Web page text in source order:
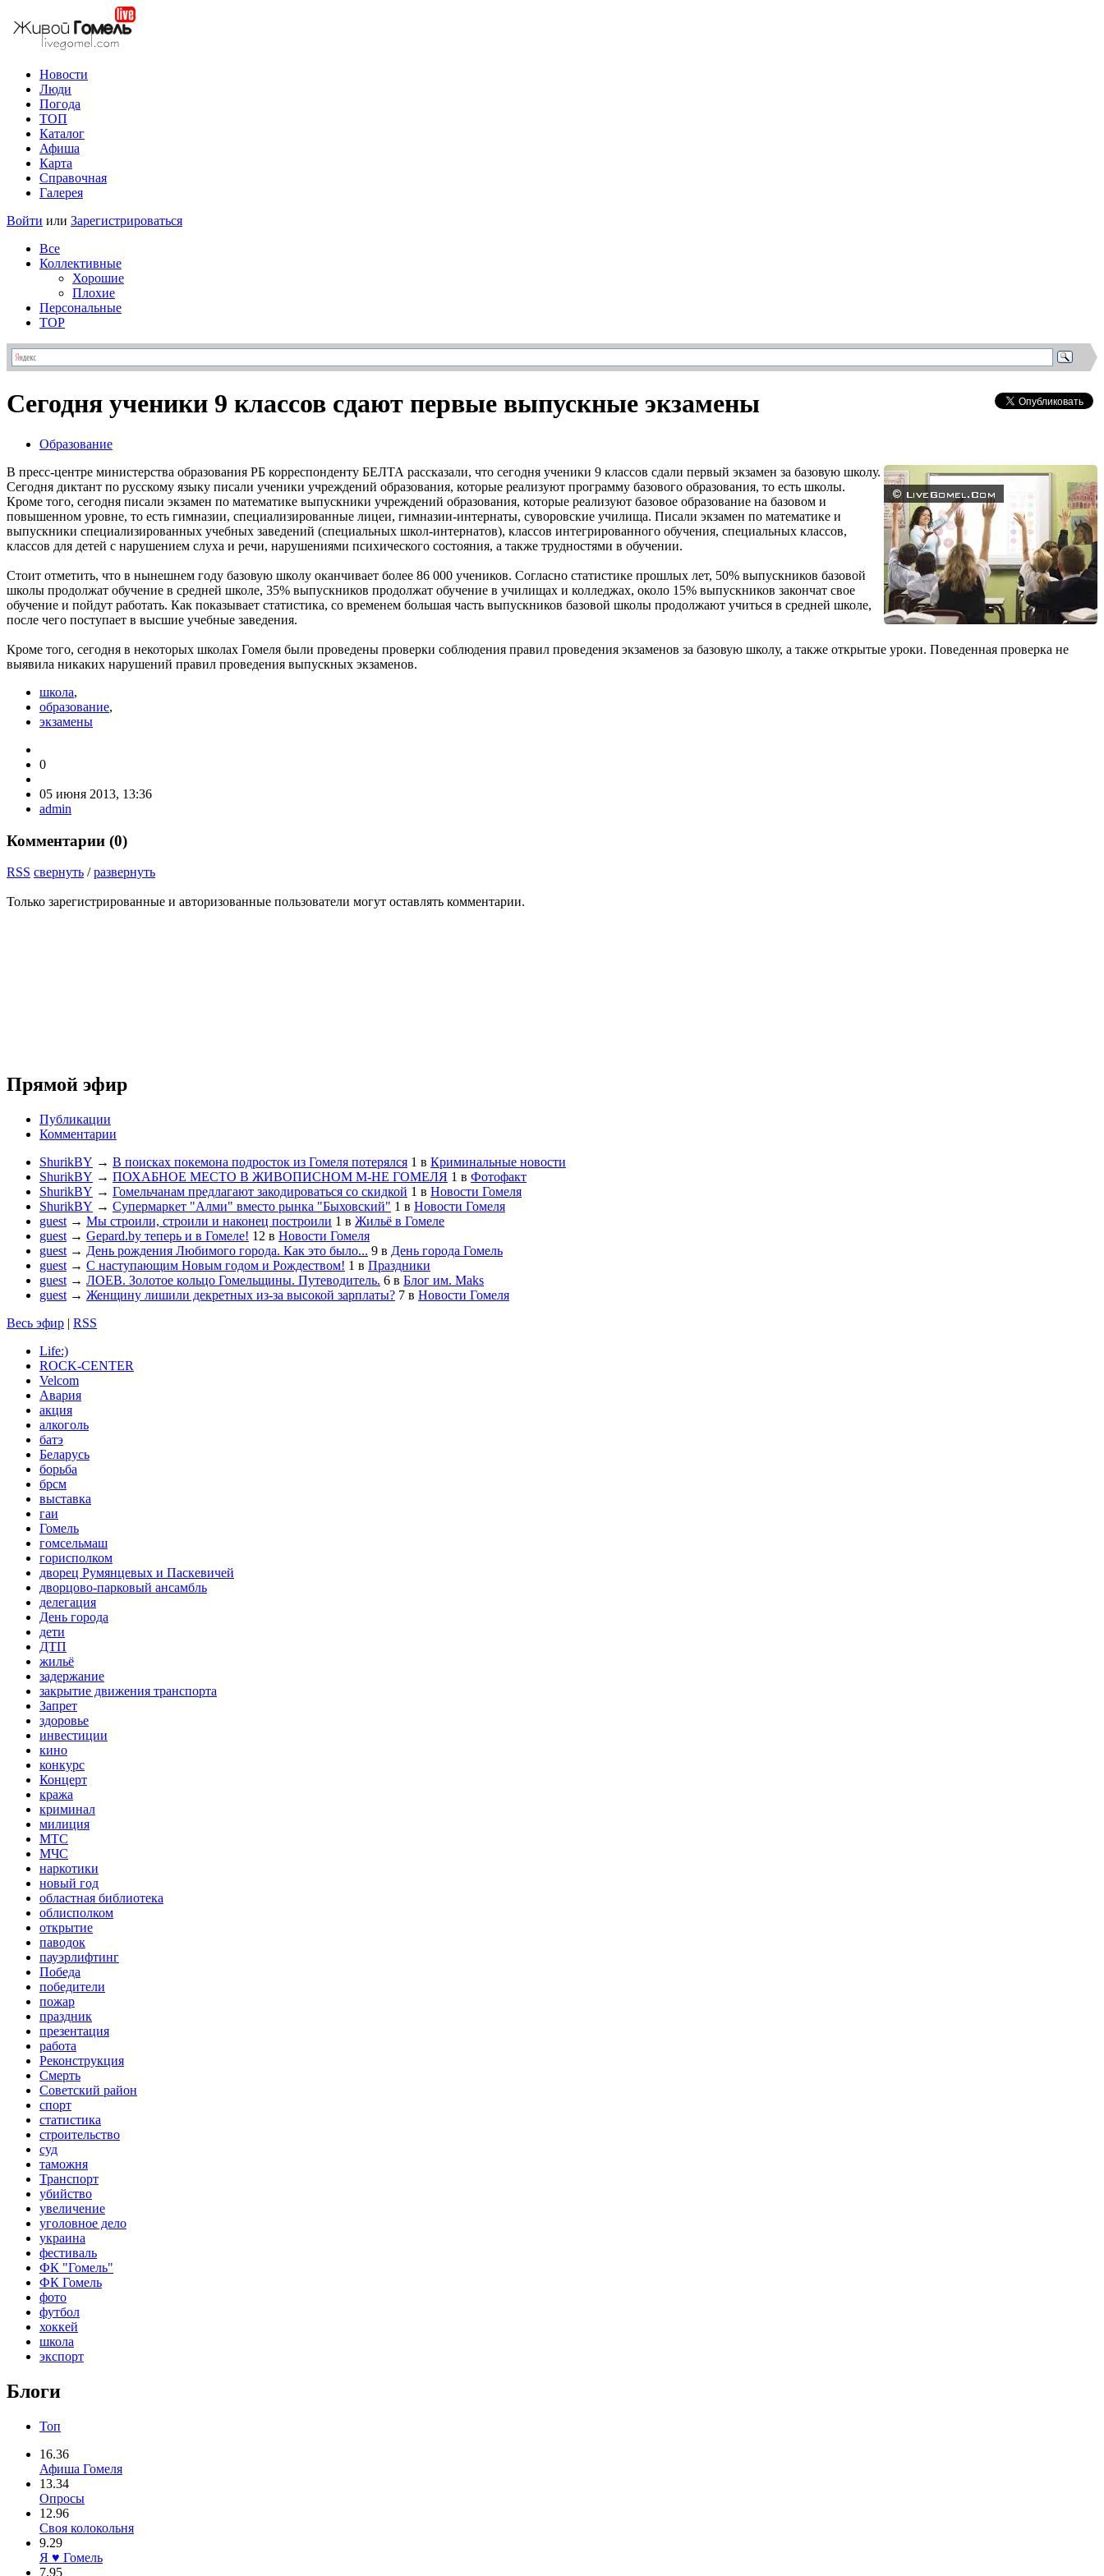
Новости
Люди
Погода
ТОП
Каталог
Афиша
Карта
Справочная
Галерея
Войти или Зарегистрироваться
Все
Коллективные
Хорошие
Плохие
Персональные
TOP
Сегодня ученики 9 классов сдают первые выпускные экзамены
Образование
В пресс-центре министерства образования РБ корреспонденту БЕЛТА рассказали, что сегодня ученики 9 классов сдали первый экзамен за базовую школу.
Сегодня диктант по русскому языку писали ученики учреждений образования, которые реализуют программу базового образования, то есть школы.
Кроме того, сегодня писали экзамен по математике выпускники учреждений образования, которые реализуют базовое образование на базовом и
повышенном уровне, то есть гимназии, специализированные лицеи, гимназии-интернаты, суворовские училища. Писали экзамен по математике и
выпускники специализированных учебных заведений (специальных школ-интернатов), классов интегрированного обучения, специальных классов,
классов для детей с нарушением слуха и речи, нарушениями психического состояния, а также трудностями в обучении.
Стоит отметить, что в нынешнем году базовую школу оканчивает более 86 000 учеников. Согласно статистике прошлых лет, 50% выпускников базовой
школы продолжат обучение в средней школе, 35% выпускников продолжат обучение в училищах и колледжах, около 15% выпускников закончат свое
обучение и пойдут работать. Как показывает статистика, со временем большая часть выпускников базовой школы продолжают учиться в средней школе,
после чего поступает в высшие учебные заведения.
Кроме того, сегодня в некоторых школах Гомеля были проведены проверки соблюдения правил проведения экзаменов за базовую школу, а также открытые уроки. Поведенная проверка не
выявила никаких нарушений правил проведения выпускных экзаменов.
школа,
образование,
экзамены
0
05 июня 2013, 13:36
admin
Комментарии (0)
RSS свернуть /развернуть
Только зарегистрированные и авторизованные пользователи могут оставлять комментарии.
Прямой эфир
Публикации
Комментарии
ShurikBY → В поисках покемона подросток из Гомеля потерялся 1 в Криминальные новости
ShurikBY → ПОХАБНОЕ МЕСТО В ЖИВОПИСНОМ М-НЕ ГОМЕЛЯ 1 в Фотофакт
ShurikBY → Гомельчанам предлагают закодироваться со скидкой 1 в Новости Гомеля
ShurikBY → Супермаркет "Алми" вместо рынка "Быховский" 1 в Новости Гомеля
guest → Мы строили, строили и наконец построили 1 в Жильё в Гомеле
guest → Gepard.by теперь и в Гомеле! 12 в Новости Гомеля
guest → День рождения Любимого города. Как это было... 9 в День города Гомель
guest → С наступающим Новым годом и Рождеством! 1 в Праздники
guest → ЛОЕВ. Золотое кольцо Гомельщины. Путеводитель. 6 в Блог им. Maks
guest → Женщину лишили декретных из-за высокой зарплаты? 7 в Новости Гомеля
Весь эфир | RSS
Life:)
ROCK-CENTER
Velcom
Авария
акция
алкоголь
батэ
Беларусь
борьба
брсм
выставка
гаи
Гомель
гомсельмаш
горисполком
дворец Румянцевых и Паскевичей
дворцово-парковый ансамбль
делегация
День города
дети
ДТП
жильё
задержание
закрытие движения транспорта
Запрет
здоровье
инвестиции
кино
конкурс
Концерт
кража
криминал
милиция
МТС
МЧС
наркотики
новый год
областная библиотека
облисполком
открытие
паводок
пауэрлифтинг
Победа
победители
пожар
праздник
презентация
работа
Реконструкция
Смерть
Советский район
спорт
статистика
строительство
суд
таможня
Транспорт
убийство
увеличение
уголовное дело
украина
фестиваль
ФК "Гомель"
ФК Гомель
фото
футбол
хоккей
школа
экспорт
Блоги
Топ
16.36
Афиша Гомеля
13.34
Опросы
12.96
Своя колокольня
9.29
Я ♥ Гомель
7.95